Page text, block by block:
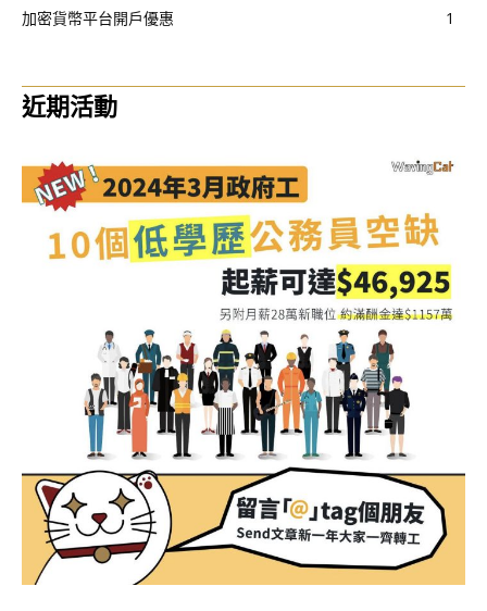
加密貨幣平台開戶優惠
1
近期活動